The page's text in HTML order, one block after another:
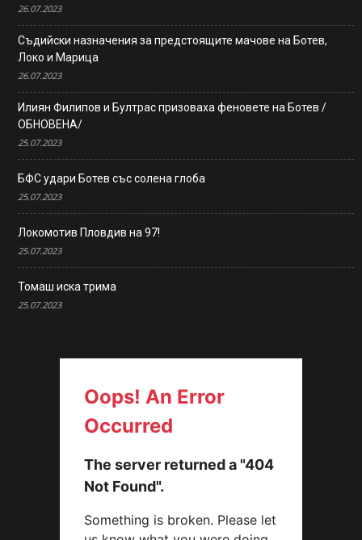
26.07.2023
Съдийски назначения за предстоящите мачове на Ботев,
Локо и Марица
26.07.2023
Илиян Филипов и Бултрас призоваха феновете на Ботев /
ОБНОВЕНА/
25.07.2023
БФС удари Ботев със солена глоба
25.07.2023
Локомотив Пловдив на 97!
25.07.2023
Томаш иска трима
25.07.2023